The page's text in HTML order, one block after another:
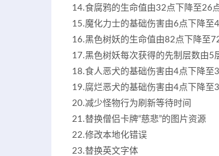
14.食腐鸦的生命值由32点下降至26
15.魔化力士的基础伤害由6点下降至
16.黑色树妖的生命值由82点下降至
17.黑色树妖每次获得的先制层数由5
18.食人恶犬的基础伤害由4点下降至
19.腐烂恶犬的基础伤害由4点下降至
20.减少怪物行为刷新等待时间
21.替换僧侣卡牌“慈悲”的图片资源
22.修改本地化错误
23.替换英文字体